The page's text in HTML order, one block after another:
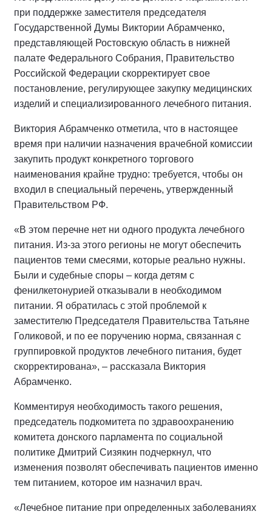
при поддержке заместителя председателя
Государственной Думы Виктории Абрамченко,
представляющей Ростовскую область в нижней
палате Федерального Собрания, Правительство
Российской Федерации скорректирует свое
постановление, регулирующее закупку медицинских
изделий и специализированного лечебного питания.
Виктория Абрамченко отметила, что в настоящее
время при наличии назначения врачебной комиссии
закупить продукт конкретного торгового
наименования крайне трудно: требуется, чтобы он
входил в специальный перечень, утвержденный
Правительством РФ.
«В этом перечне нет ни одного продукта лечебного
питания. Из-за этого регионы не могут обеспечить
пациентов теми смесями, которые реально нужны.
Были и судебные споры – когда детям с
фенилкетонурией отказывали в необходимом
питании. Я обратилась с этой проблемой к
заместителю Председателя Правительства Татьяне
Голиковой, и по ее поручению норма, связанная с
группировкой продуктов лечебного питания, будет
скорректирована», – рассказала Виктория
Абрамченко.
Комментируя необходимость такого решения,
председатель подкомитета по здравоохранению
комитета донского парламента по социальной
политике Дмитрий Сизякин подчеркнул, что
изменения позволят обеспечивать пациентов именно
тем питанием, которое им назначил врач.
«Лечебное питание при определенных заболеваниях